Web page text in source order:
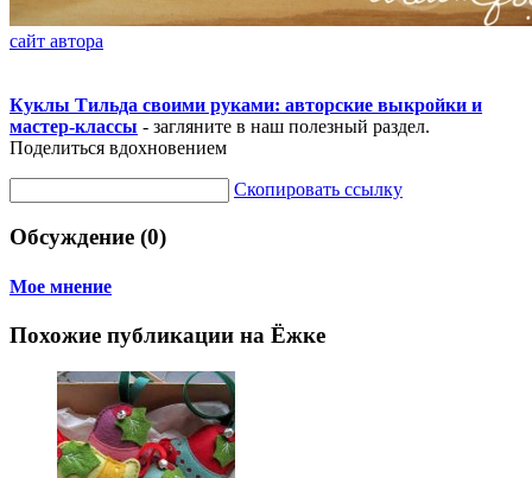
сайт автора
Куклы Тильда своими руками: авторские выкройки и
мастер-классы - загляните в наш полезный раздел.
Поделиться вдохновением
Скопировать ссылку
Обсуждение (0)
Мое мнение
Похожие публикации на Ёжке